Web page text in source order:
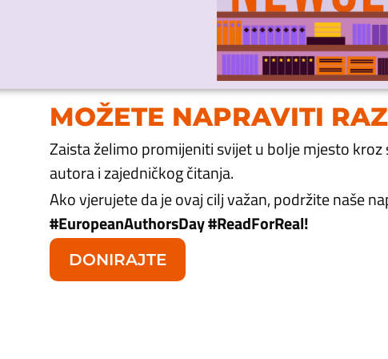
MOŽETE NAPRAVITI
Zaista želimo promijeniti svijet u bolje mjesto
autora i zajedničkog čitanja.
Ako vjerujete da je ovaj cilj važan, podržite naše
#EuropeanAuthorsDay #ReadForReal!
DONIRAJTE